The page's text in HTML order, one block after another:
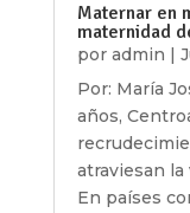
Maternar en
maternidad
por admin
Por: María
años,
atraviesan
En países